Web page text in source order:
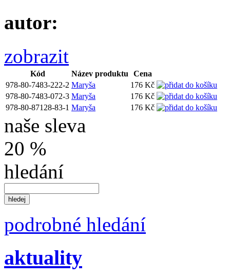
autor:
zobrazit
Kód Název produktu
Cena
978-80-7483-222-2 Maryša
176 Kč
978-80-7483-072-3 Maryša
176 Kč
978-80-87128-83-1 Maryša 176 Kč
naše sleva
20 %
hledání
podrobné hledání
aktuality